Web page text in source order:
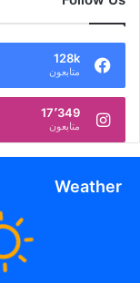
128k
متابعون
17٬349
متابعون
Weather